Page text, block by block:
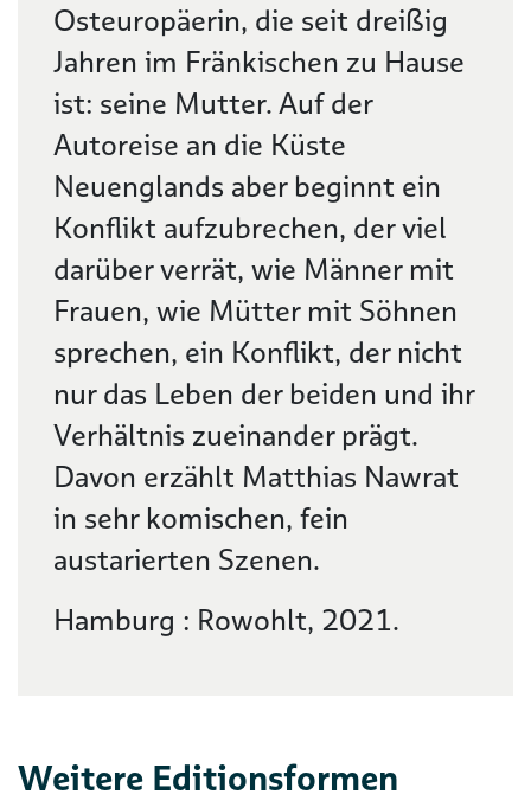
Osteuropäerin, die seit dreißig
Jahren im Fränkischen zu Hause
ist: seine Mutter. Auf der
Autoreise an die Küste
Neuenglands aber beginnt ein
Konflikt aufzubrechen, der viel
darüber verrät, wie Männer mit
Frauen, wie Mütter mit Söhnen
sprechen, ein Konflikt, der nicht
nur das Leben der beiden und ihr
Verhältnis zueinander prägt.
Davon erzählt Matthias Nawrat
in sehr komischen, fein
austarierten Szenen.
Hamburg : Rowohlt, 2021.
Weitere Editionsformen